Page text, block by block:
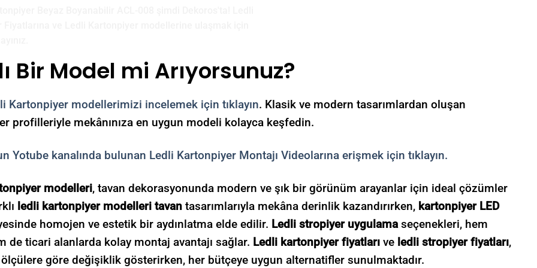
Bir Model mi Arıyorsunuz?
Kartonpiyer modellerimizi incelemek için tıklayın. Klasik ve modern tasarımlardan oluşan
profilleriyle mekânınıza en uygun modeli kolayca keşfedin.
Yotube kanalında bulunan Ledli Kartonpiyer Montajı Videolarına erişmek için tıklayın.
modelleri, tavan dekorasyonunda modern ve şık bir görünüm arayanlar için ideal çözümler
ledli kartonpiyer modelleri tavan tasarımlarıyla mekâna derinlik kazandırırken, kartonpiyer LED
homojen ve estetik bir aydınlatma elde edilir. Ledli stropiyer uygulamaseçenekleri, hem
de ticari alanlarda kolay montaj avantajı sağlar. Ledli kartonpiyer fiyatları ve ledli stropiyer fiyatları,
göre değişiklik gösterirken, her bütçeye uygun alternatifler sunulmaktadır.